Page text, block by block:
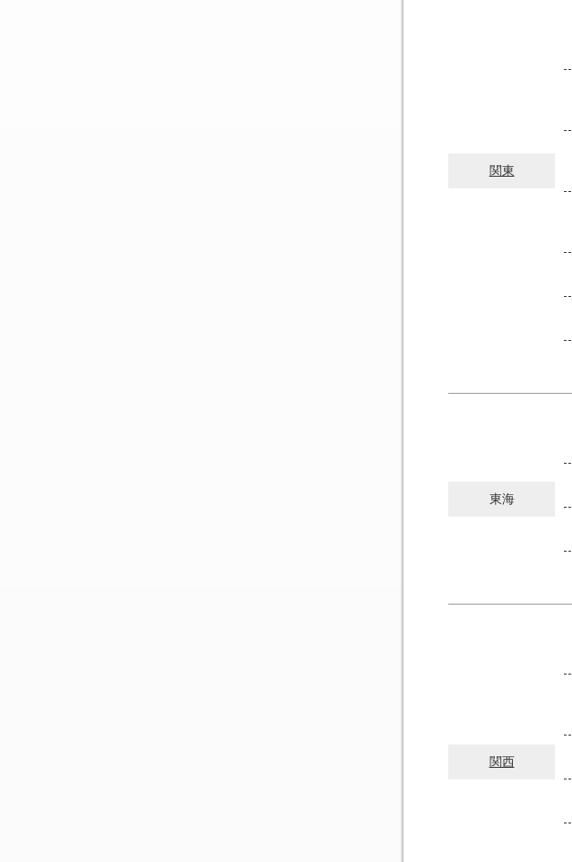
関東
東海
関西